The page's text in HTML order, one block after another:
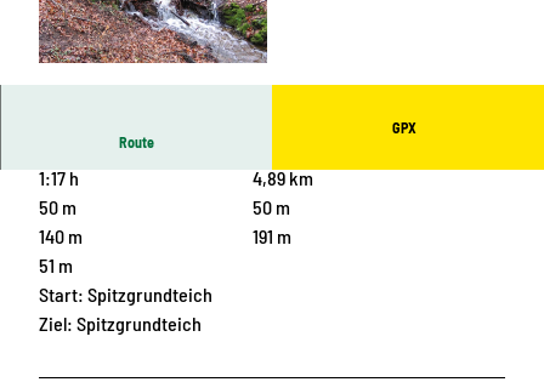
Route
GPX
1:17 h
4,89 km
50 m
50 m
140 m
191 m
51 m
Start: Spitzgrundteich
Ziel: Spitzgrundteich